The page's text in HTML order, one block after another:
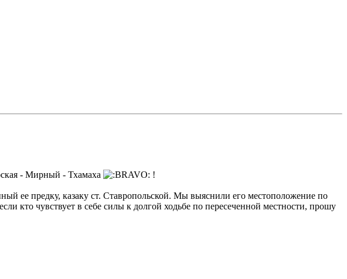
- Мирный - Тхамаха
!
ее предку, казаку ст. Ставропольской. Мы выяснили его местоположение по
кто чувствует в себе силы к долгой ходьбе по пересеченной местности, прошу